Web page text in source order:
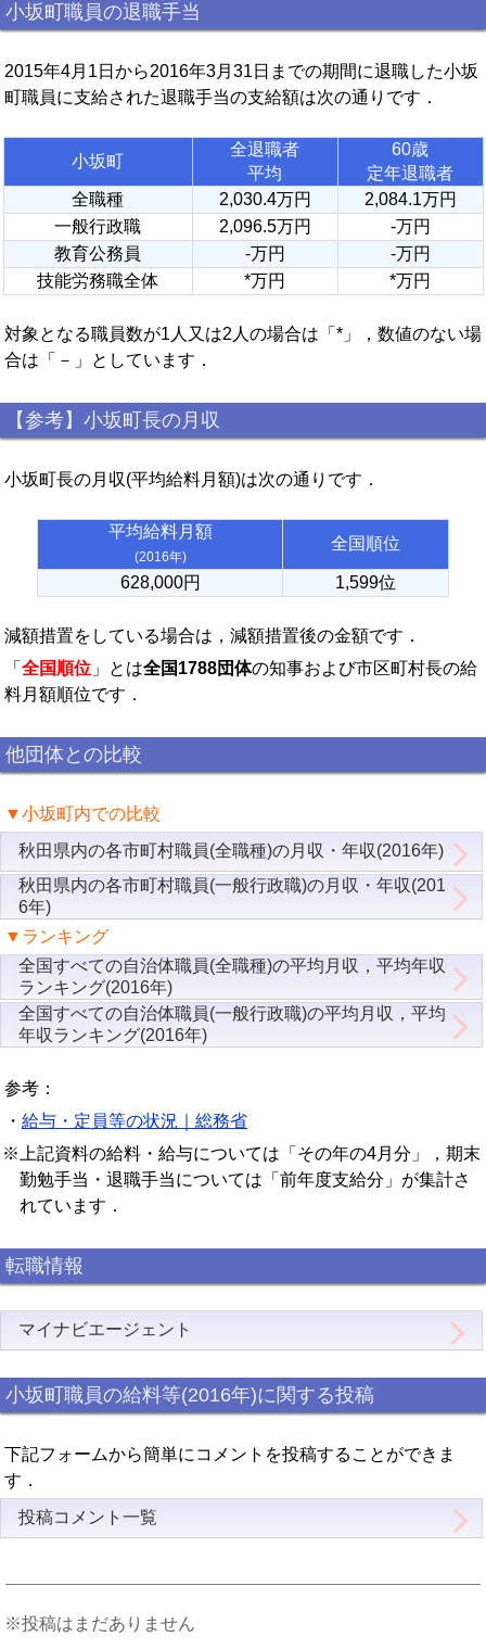
小坂町職員の退職手当
2015年4月1日から2016年3月31日までの期間に退職した小坂
町職員に支給された退職手当の支給額は次の通りです．
小坂町
全退職者
平均
60歳
定年退職者
全職種
2,030.4万円
2,084.1万円
一般行政職
2,096.5万円
-万円
教育公務員
-万円
-万円
技能労務職全体
*万円 *万円
対象となる職員数が1人又は2人の場合は「*」，数値のない場
合は「－」としています．
【参考】小坂町長の月収
小坂町長の月収(平均給料月額)は次の通りです．
平均給料月額
(2016年)
全国順位
628,000円 1,599位
減額措置をしている場合は，減額措置後の金額です．
「 全国順位 」とは全国1788団体の知事および市区町村長の給
料月額順位です．
他団体との比較
▼小坂町内での比較
秋田県内の各市町村職員(全職種)の月収・年収(2016年)
秋田県内の各市町村職員(一般行政職)の月収・年収(201
6年)
▼ランキング
全国すべての自治体職員(全職種)の平均月収，平均年収
ランキング(2016年)
全国すべての自治体職員(一般行政職)の平均月収，平均
年収ランキング(2016年)
参考：
・ 給与・定員等の状況｜総務省
※上記資料の給料・給与については「その年の4月分」，期末
勤勉手当・退職手当については「前年度支給分」が集計さ
れています．
転職情報
マイナビエージェント
小坂町職員の給料等(2016年)に関する投稿
下記フォームから簡単にコメントを投稿することができま
す．
投稿コメント一覧
※投稿はまだありません